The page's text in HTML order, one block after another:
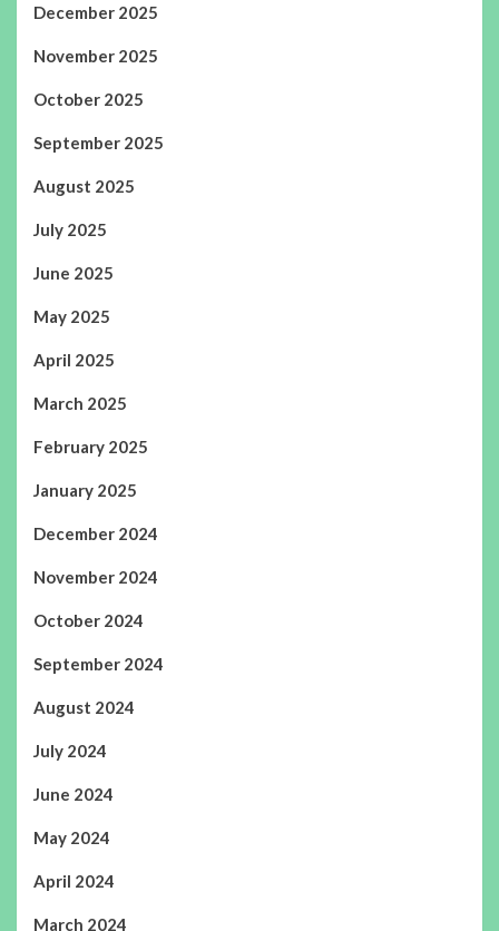
December 2025
November 2025
October 2025
September 2025
August 2025
July 2025
June 2025
May 2025
April 2025
March 2025
February 2025
January 2025
December 2024
November 2024
October 2024
September 2024
August 2024
July 2024
June 2024
May 2024
April 2024
March 2024